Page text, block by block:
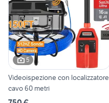
5
Videoispezione con localizzatore
cavo 60 metri